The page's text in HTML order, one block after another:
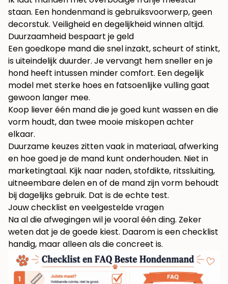
staan. Een hondenmand is gebruiksvoorwerp, geen
decorstuk. Veiligheid en degelijkheid winnen altijd.
Duurzaamheid bespaart je geld
Een goedkope mand die snel inzakt, scheurt of stinkt,
is uiteindelijk duurder. Je vervangt hem sneller en je
hond heeft intussen minder comfort. Een degelijk
model met sterke hoes en fatsoenlijke vulling gaat
gewoon langer mee.
Koop liever één mand die je goed kunt wassen en die
vorm houdt, dan twee mooie miskopen achter
elkaar.
Duurzame keuzes zitten vaak in materiaal, afwerking
en hoe goed je de mand kunt onderhouden. Niet in
marketingtaal. Kijk naar naden, stofdikte, ritssluiting,
uitneembare delen en of de mand zijn vorm behoudt
bij dagelijks gebruik. Dat is de echte test.
Jouw checklist en veelgestelde vragen
Na al die afwegingen wil je vooral één ding. Zeker
weten dat je de goede kiest. Daarom is een checklist
handig, maar alleen als die concreet is.